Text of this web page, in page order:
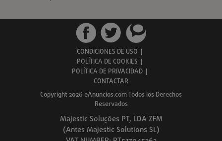
CONDICIONES DE USO |
POLÍTICA DE COOKIES |
POLÍTICA DE PRIVACIDAD |
CONTACTAR
Copyright 2026 eAnuncios.com Todos los Derechos
Reservados
Majestic Soluções PT, LDA ZFM
(Antes Majestic Solutions SL)